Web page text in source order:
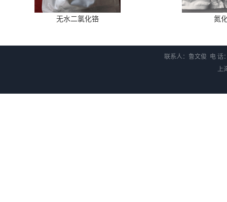
无水二氯化铬 氮
联系人：鲁文俊 电 话
上